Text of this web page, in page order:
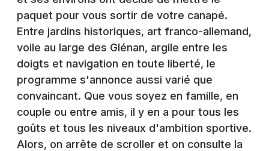
Sorties famille
Expos
Sorties & loisirs
Agenda dans le Finistère
Agenda en Bretagne
Toutes les villes
paquet pour vous sortir de votre canapé.
Entre jardins historiques, art franco-allemand,
voile au large des Glénan, argile entre les
doigts et navigation en toute liberté, le
programme s'annonce aussi varié que
convaincant. Que vous soyez en famille, en
couple ou entre amis, il y en a pour tous les
goûts et tous les niveaux d'ambition sportive.
Alors, on arrête de scroller et on consulte la